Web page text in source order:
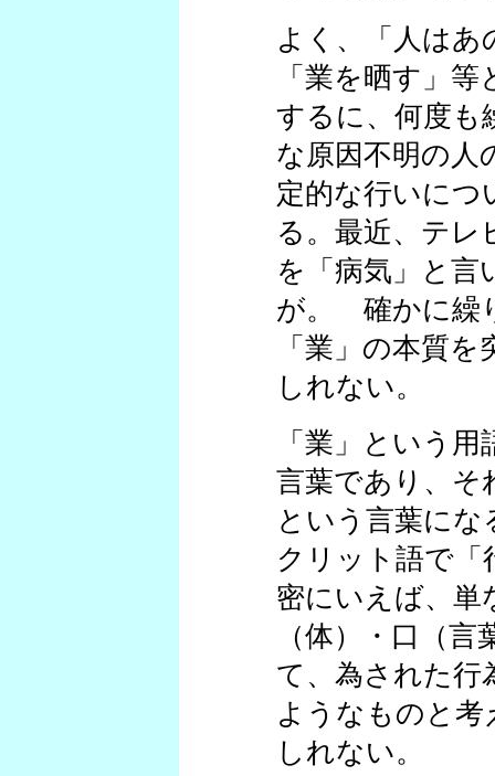
よく、「人はあ
「業を晒す」
するに、何度も
な原因不明の人
定的な行いにつ
る。最近、テレ
を「病気」と言
が。 確かに繰
「業」の本質
しれない。
「業」という
言葉であり、そ
という言葉に
クリット語で「
密にいえば、単
（体）・口（
て、為された行
ようなものと
しれない。